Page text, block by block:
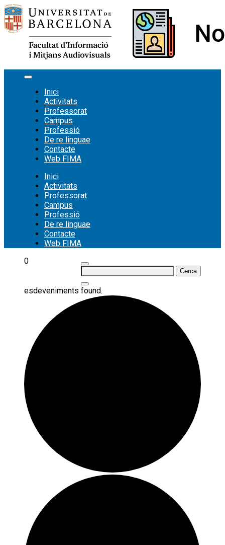
Vés
al
contingut
Inici
Activitats
Professorat
Campus
Professió
De re linguae
Contacte
Web FIMA
Inici
Activitats
Professorat
Campus
Professió
De re linguae
Contacte
Web FIMA
Cerca:
0
esdeveniments found.